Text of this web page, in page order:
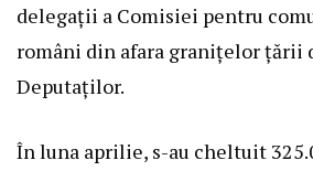
delegații a Comisiei pentru
români din afara granițelor țării
Deputaților.
În luna aprilie, s-au cheltuit